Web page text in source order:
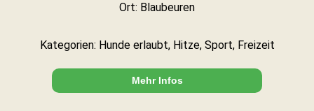
Ort: Blaubeuren
Kategorien: Hunde erlaubt, Hitze, Sport, Freizeit
Mehr Infos